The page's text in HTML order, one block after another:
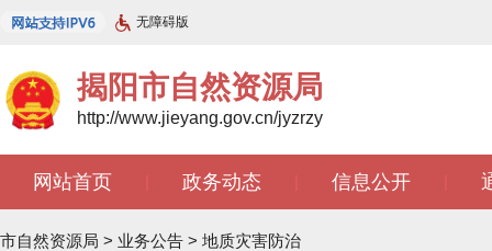
无障碍版
揭阳市自然资源局
http://www.jieyang.gov.cn/jyzrzy
网站首页 政务动态 信息公开
知识库 | 开放广东 |
市自然资源局 > 业务公告 > 地质灾害防治